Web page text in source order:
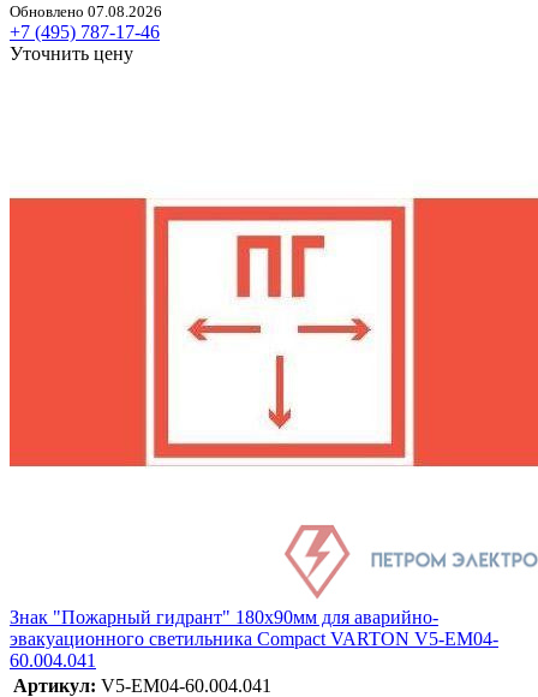
Обновлено 07.08.2026
+7 (495) 787-17-46
Уточнить цену
Знак "Пожарный гидрант" 180х90мм для аварийно-
эвакуационного светильника Compact VARTON V5-EM04-
60.004.041
Артикул: V5-EM04-60.004.041